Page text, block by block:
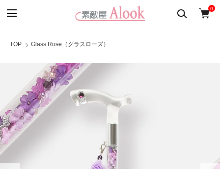
0
TOP Glass Rose（グラスローズ）